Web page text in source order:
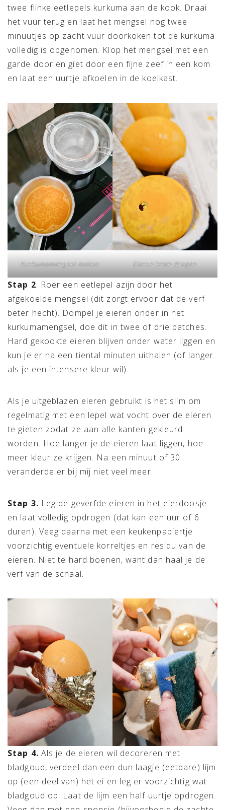
twee flinke eetlepels kurkuma aan de kook. Draai
het vuur terug en laat het mengsel nog twee
minuutjes op zacht vuur doorkoken tot de kurkuma
volledig is opgenomen. Klop het mengsel met een
garde door en giet door een fijne zeef in een kom
en laat een uurtje afkoelen in de koelkast.
Kurkumamengsel maken Eieren laten drogen
Stap 2. Roer een eetlepel azijn door het
afgekoelde mengsel (dit zorgt ervoor dat de verf
beter hecht). Dompel je eieren onder in het
kurkumamengsel, doe dit in twee of drie batches.
Hard gekookte eieren blijven onder water liggen en
kun je er na een tiental minuten uithalen (of langer
als je een intensere kleur wil).
Als je uitgeblazen eieren gebruikt is het slim om
regelmatig met een lepel wat vocht over de eieren
te gieten zodat ze aan alle kanten gekleurd
worden. Hoe langer je de eieren laat liggen, hoe
meer kleur ze krijgen. Na een minuut of 30
veranderde er bij mij niet veel meer.
Stap 3. Leg de geverfde eieren in het eierdoosje
en laat volledig opdrogen (dat kan een uur of 6
duren). Veeg daarna met een keukenpapiertje
voorzichtig eventuele korreltjes en residu van de
eieren. Niet te hard boenen, want dan haal je de
verf van de schaal.
Stap 4. Als je de eieren wil decoreren met
bladgoud, verdeel dan een dun laagje (eetbare) lijm
op (een deel van) het ei en leg er voorzichtig wat
bladgoud op. Laat de lijm een half uurtje opdrogen.